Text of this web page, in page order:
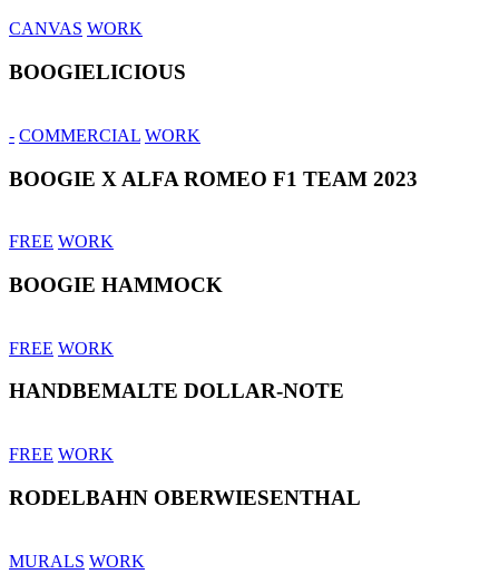
CANVAS WORK
BOOGIELICIOUS
- COMMERCIAL WORK
BOOGIE X ALFA ROMEO F1 TEAM 2023
FREE WORK
BOOGIE HAMMOCK
FREE WORK
HANDBEMALTE DOLLAR-NOTE
FREE WORK
RODELBAHN OBERWIESENTHAL
MURALS WORK